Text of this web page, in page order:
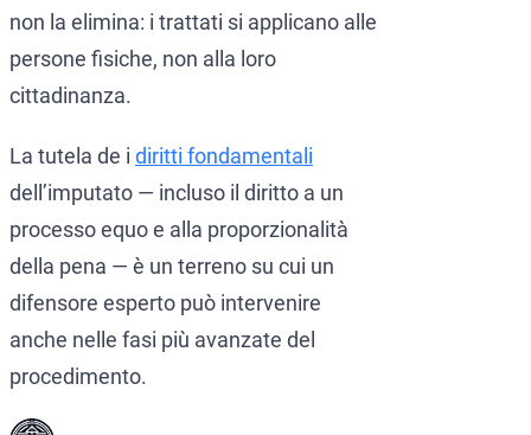
non la elimina: i trattati si applicano alle
persone fisiche, non alla loro
cittadinanza.
La tutela de i diritti fondamentali
dell’imputato — incluso il diritto a un
processo equo e alla proporzionalità
della pena — è un terreno su cui un
difensore esperto può intervenire
anche nelle fasi più avanzate del
procedimento.